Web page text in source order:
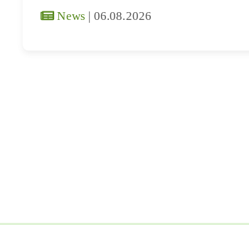
News 06.08.2026